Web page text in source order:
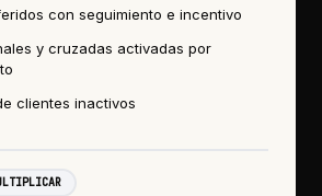
con seguimiento e incentivo
y cruzadas activadas por
clientes inactivos